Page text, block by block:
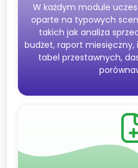
W każdym module
oparte na typowych
takich jak analiza
budżet, raport
tabel przestawnych,